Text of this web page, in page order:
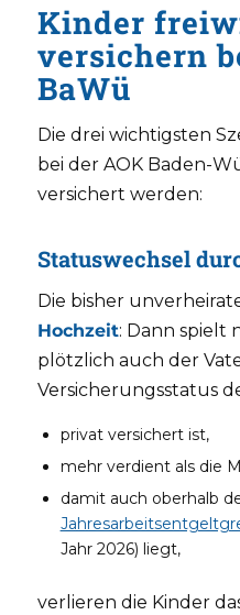
Kinder
versichern
BaWü
Die drei wichtigsten
bei der AOK Baden-
versichert werden:
Statuswechsel
Die bisher
Hochzeit: Dann spielt
plötzlich auch der
Versicherungsstatus
privat versichert ist,
mehr verdient als die
damit auch oberhalb
Jahr 2026) liegt,
verlieren die Kinder